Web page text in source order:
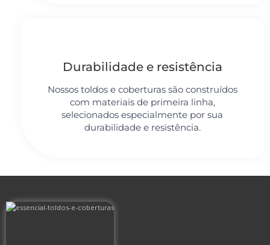
Durabilidade e resistência
Nossos toldos e coberturas são construídos
com materiais de primeira linha,
selecionados especialmente por sua
durabilidade e resistência.